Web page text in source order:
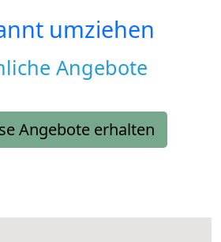
umziehen
Angebote
Angebote erhalten